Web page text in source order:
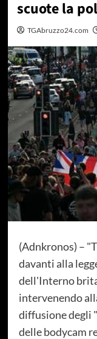
scuote la
TGAbruzzo24.com
(Adnkronos) –
davanti alla
dell'Interno
intervenendo
diffusione degli
delle bodycam